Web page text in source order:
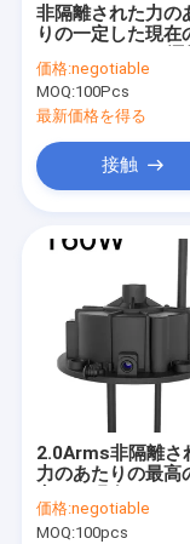
非隔離された力の
りの一定した現在
200W
価格:negotiable
MOQ:100Pcs
最新価格を得る
接触
2.0Arms非隔離さ
力のあたりの最高
Highbayの運転者
価格:negotiable
MOQ:100pcs